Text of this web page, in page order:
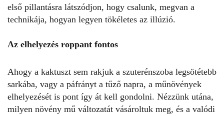
első pillantásra látszódjon, hogy csalunk, megvan a
technikája, hogyan legyen tökéletes az illúzió.
Az elhelyezés roppant fontos
Ahogy a kaktuszt sem rakjuk a szuterénszoba legsötétebb
sarkába, vagy a páfrányt a tűző napra, a műnövények
elhelyezését is pont így át kell gondolni. Nézzünk utána,
milyen növény mű változatát vásároltuk meg, és a valódi